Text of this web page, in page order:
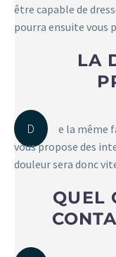
être capable de
pourra ensuite vous
LA
D
e la même
vous propose des
douleur sera donc
QUEL